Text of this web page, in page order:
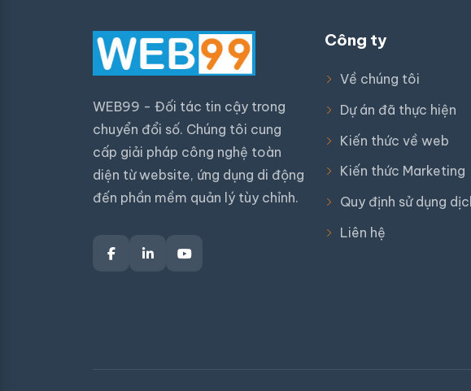
WEB99 - Đối tác tin cậy trong
chuyển đổi số. Chúng tôi cung
cấp giải pháp công nghệ toàn
diện từ website, ứng dụng di động
đến phần mềm quản lý tùy chỉnh.
Công ty
Về chúng tôi
Dự án đã thực hiện
Kiến thức về web
Kiến thức Marketing
Quy định sử dụng
Liên hệ